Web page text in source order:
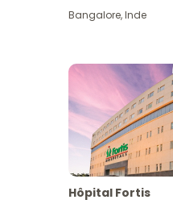
Bangalore,Inde
Hôpital Fortis